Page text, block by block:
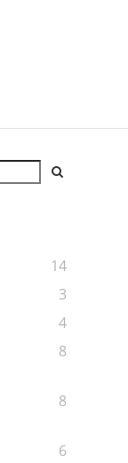
14
3
4
8
8
6